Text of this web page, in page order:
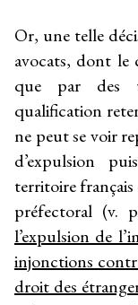
Or, une telle
avocats, dont le
que par des
qualification
ne peut se voir
d’expulsion
territoire français
préfectoral (v.
l’expulsion de
injonctions
droit des